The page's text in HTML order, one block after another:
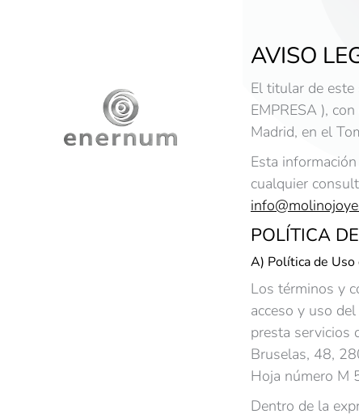
AVISO
El titular de
EMPRESA ),
Madrid, en el
Esta
cualquier
POLÍTICA
A) Política de
Los términos y
acceso y uso
presta servicios
Bruselas, 48,
Hoja número M
Dentro de la